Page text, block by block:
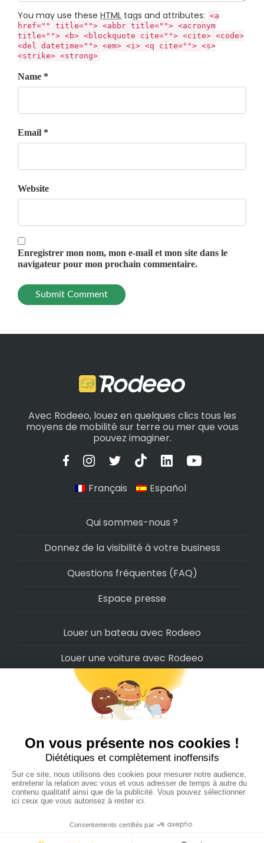
You may use these HTML tags and attributes: <a
href="" title=""> <abbr title=""> <acronym
title=""> <b> <blockquote cite=""> <cite> <code>
<del datetime=""> <em> <i> <q cite=""> <s>
<strike> <strong>
Name *
Email *
Website
Enregistrer mon nom, mon e-mail et mon site dans le
navigateur pour mon prochain commentaire.
Avec Rodeeo, louez en quelques clics tous les
moyens de mobilité sur terre ou mer que vous
pouvez imaginer.
Français Español
Qui sommes-nous ?
Donnez de la visibilité à votre business
Questions fréquentes (FAQ)
Espace presse
Louer un bateau avec Rodeeo
Louer une voiture avec Rodeeo
Louer une moto avec Rodeeo
Louer un scooter avec Rodeeo
Louer un vélo avec Rodeeo
Louer un Camping-Car avec Rodeeo
Rodeeo SAS © 2022- Politique de confidentialité